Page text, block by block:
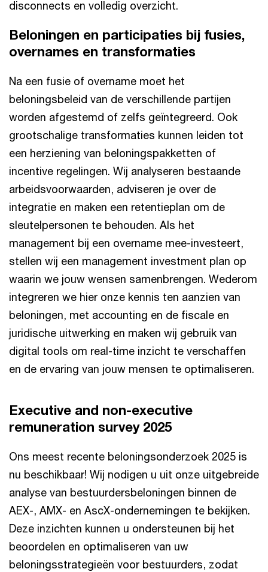
disconnects en volledig overzicht.
Beloningen en participaties bij fusies,
overnames en transformaties
Na een fusie of overname moet het
beloningsbeleid van de verschillende partijen
worden afgestemd of zelfs geïntegreerd. Ook
grootschalige transformaties kunnen leiden tot
een herziening van beloningspakketten of
incentive regelingen. Wij analyseren bestaande
arbeidsvoorwaarden, adviseren je over de
integratie en maken een retentieplan om de
sleutelpersonen te behouden. Als het
management bij een overname mee-investeert,
stellen wij een management investment plan op
waarin we jouw wensen samenbrengen. Wederom
integreren we hier onze kennis ten aanzien van
beloningen, met accounting en de fiscale en
juridische uitwerking en maken wij gebruik van
digital tools om real-time inzicht te verschaffen
en de ervaring van jouw mensen te optimaliseren.
Executive and non-executive
remuneration survey 2025
Ons meest recente beloningsonderzoek 2025 is
nu beschikbaar! Wij nodigen u uit onze uitgebreide
analyse van bestuurdersbeloningen binnen de
AEX-, AMX- en AscX-ondernemingen te bekijken.
Deze inzichten kunnen u ondersteunen bij het
beoordelen en optimaliseren van uw
beloningsstrategieën voor bestuurders, zodat